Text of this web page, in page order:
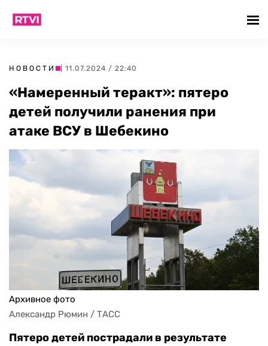
НОВОСТИ | 11.07.2024 / 22:40
«Намеренный теракт»: пятеро
детей получили ранения при
атаке ВСУ в Шебекино
Архивное фото
Александр Рюмин / ТАСС
Пятеро детей пострадали в результате